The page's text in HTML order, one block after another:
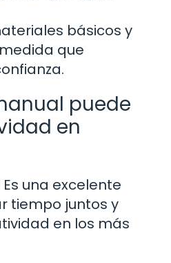
básicos y
que
puede
en
una excelente
tiempo juntos y
en los más